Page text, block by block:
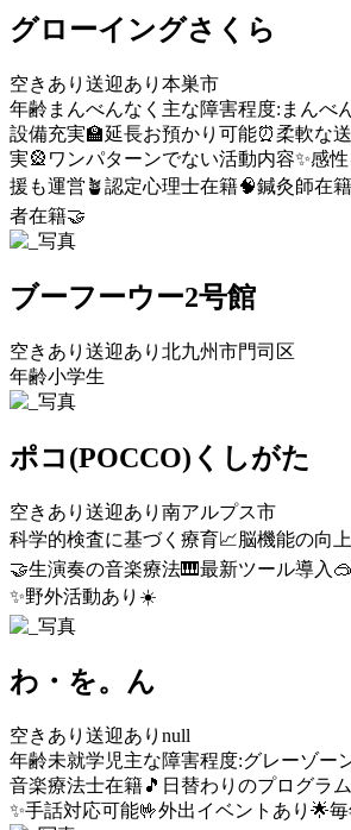
グローイングさくら
空きあり 送迎あり 本巣市
年齢まんべんなく 主な障害程度:まんべ
設備充実🏫延長お預かり可能⏰柔軟な
実🎡 ワンパターンでない活動内容✨感
援も運営🪴認定心理士在籍🧠鍼灸師在
者在籍🤝
ブーフーウー2号館
空きあり 送迎あり 北九州市門司区
年齢小学生
ポコ(POCCO)くしがた
空きあり 送迎あり 南アルプス市
科学的検査に基づく療育📈 脳機能の向
🤝生演奏の音楽療法🎹最新ツール導入🥽
✨野外活動あり☀️
わ・を。ん
空きあり 送迎あり null
年齢未就学児主な障害程度:グレーゾー
音楽療法士在籍🎵 日替わりのプログラ
✨手話対応可能🤟外出イベントあり🌟